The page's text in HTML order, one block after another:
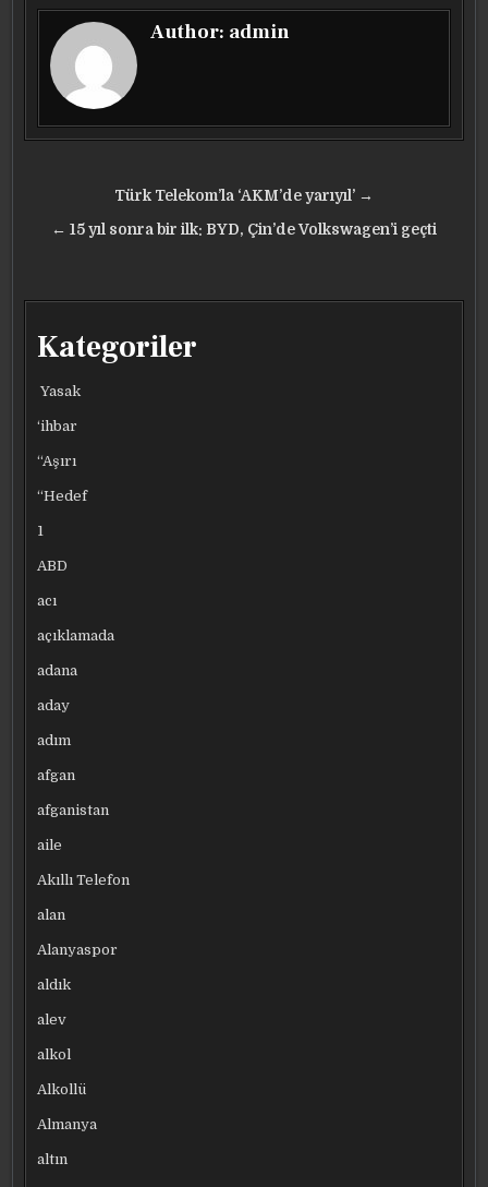
Author: admin
gezinmesi
Türk Telekom’la ‘AKM’de yarıyıl’ →
← 15 yıl sonra bir ilk: BYD, Çin’de Volkswagen’i geçti
Kategoriler
Yasak
‘ihbar
“Aşırı
“Hedef
1
ABD
acı
açıklamada
adana
aday
adım
afgan
afganistan
aile
Akıllı Telefon
alan
Alanyaspor
aldık
alev
alkol
Alkollü
Almanya
altın